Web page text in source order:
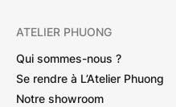
ATELIER PHUONG
Qui sommes-nous ?
Se rendre à L’Atelier Phuong
Notre showroom